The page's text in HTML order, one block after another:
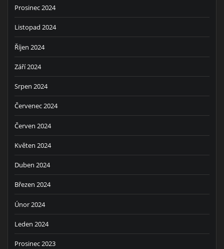
Prosinec 2024
Listopad 2024
Říjen 2024
Září 2024
Srpen 2024
Červenec 2024
Červen 2024
Květen 2024
Duben 2024
Březen 2024
Únor 2024
Leden 2024
Prosinec 2023